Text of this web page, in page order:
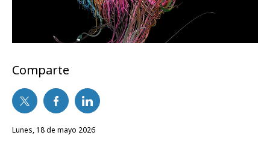
Comparte
lunes, 18 de mayo 2026